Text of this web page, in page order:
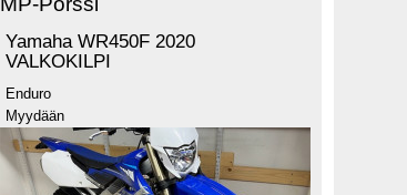
Yamaha WR450F 2020
VALKOKILPI
Enduro
Myydään